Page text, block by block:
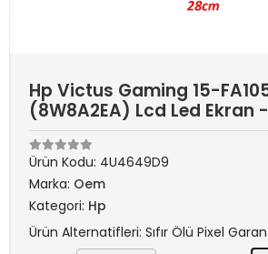
Hp Victus Gaming 15-
(8W8A2EA) Lcd Led Ekran
Ürün Kodu: 4U4649D9
Marka: Oem
Kategori: Hp
Ürün Alternatifleri: Sıfır Ölü Pixel